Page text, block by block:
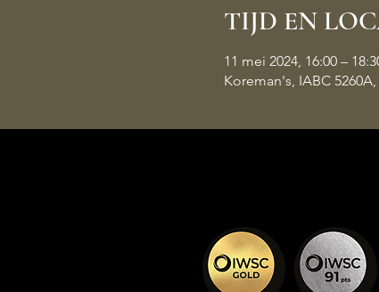
TIJD EN
11 mei 2024, 16:00 –
Koreman's, IABC